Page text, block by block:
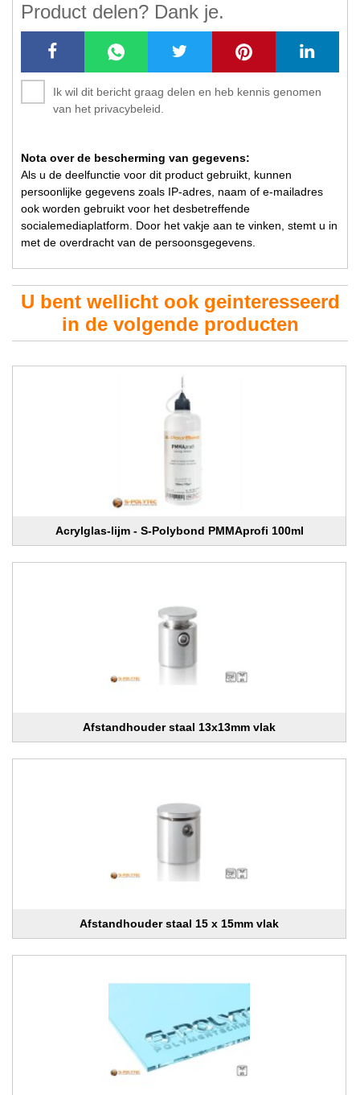
Product delen? Dank je.
Ik wil dit bericht graag delen en heb kennis genomen
van het privacybeleid.
Nota over de bescherming van gegevens:
Als u de deelfunctie voor dit product gebruikt, kunnen
persoonlijke gegevens zoals IP-adres, naam of e-mailadres
ook worden gebruikt voor het desbetreffende
socialemediaplatform. Door het vakje aan te vinken, stemt u in
met de overdracht van de persoonsgegevens.
U bent wellicht ook geinteresseerd
in de volgende producten
Acrylglas-lijm - S-Polybond PMMAprofi 100ml
Afstandhouder staal 13x13mm vlak
Afstandhouder staal 15 x 15mm vlak